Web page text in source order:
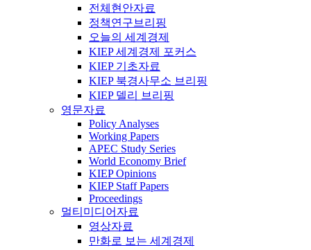
전체현안자료
정책연구브리핑
오늘의 세계경제
KIEP 세계경제 포커스
KIEP 기초자료
KIEP 북경사무소 브리핑
KIEP 델리 브리핑
영문자료
Policy Analyses
Working Papers
APEC Study Series
World Economy Brief
KIEP Opinions
KIEP Staff Papers
Proceedings
멀티미디어자료
영상자료
만화로 보는 세계경제